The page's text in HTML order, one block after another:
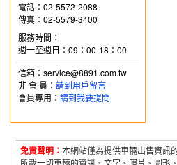
電話：02-5572-2088
傳真：02-5579-3400
服務時間：
週一至週日：09：00-18：00
信箱：service@8891.com.tw
非 會 員： 請到用戶留言
會員專用： 請到我要提問
免責聲明： 本網站僅為提供車輛出售資訊
所載一切車輛的資訊、文字、照片、圖形